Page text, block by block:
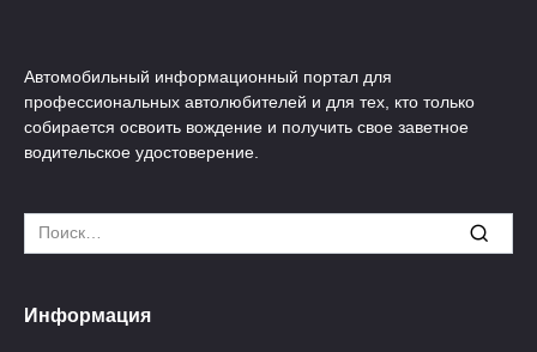
Автомобильный информационный портал для
профессиональных автолюбителей и для тех, кто только
собирается освоить вождение и получить свое заветное
водительское удостоверение.
Search
for:
Информация